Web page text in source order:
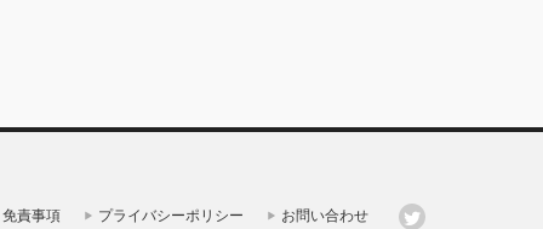
免責事項 プライバシーポリシー お問い合わせ